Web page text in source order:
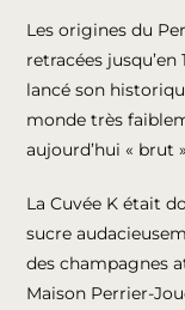
Les origines du
retracées
lancé son
monde très
aujourd’hui « brut
La Cuvée K était
sucre
des champagnes
Maison Perrier-